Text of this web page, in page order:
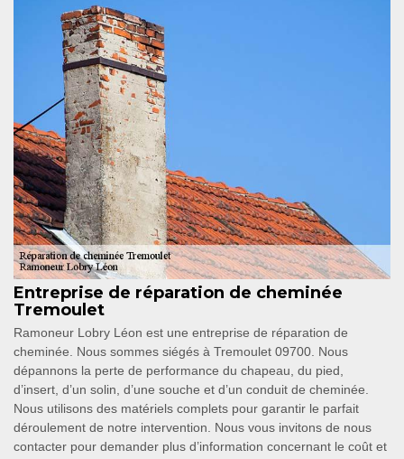
Entreprise de réparation de cheminée
Tremoulet
Ramoneur Lobry Léon est une entreprise de réparation de
cheminée. Nous sommes siégés à Tremoulet 09700. Nous
dépannons la perte de performance du chapeau, du pied,
d’insert, d’un solin, d’une souche et d’un conduit de cheminée.
Nous utilisons des matériels complets pour garantir le parfait
déroulement de notre intervention. Nous vous invitons de nous
contacter pour demander plus d’information concernant le coût et